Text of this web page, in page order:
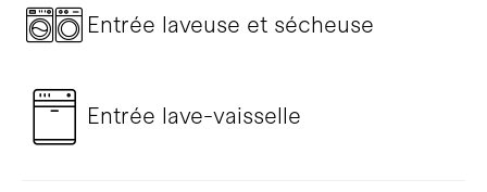
Entrée laveuse et sécheuse
Entrée lave-vaisselle